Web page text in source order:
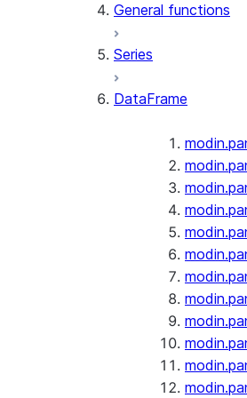
General functions
Series
DataFrame